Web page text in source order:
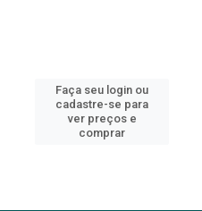
Faça seu login ou
cadastre-se para
ver preços e
comprar